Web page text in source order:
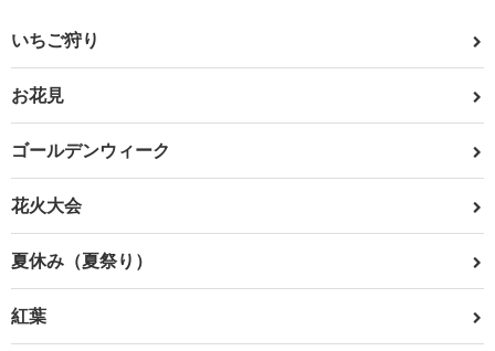
いちご狩り
お花見
ゴールデンウィーク
花火大会
夏休み（夏祭り）
紅葉